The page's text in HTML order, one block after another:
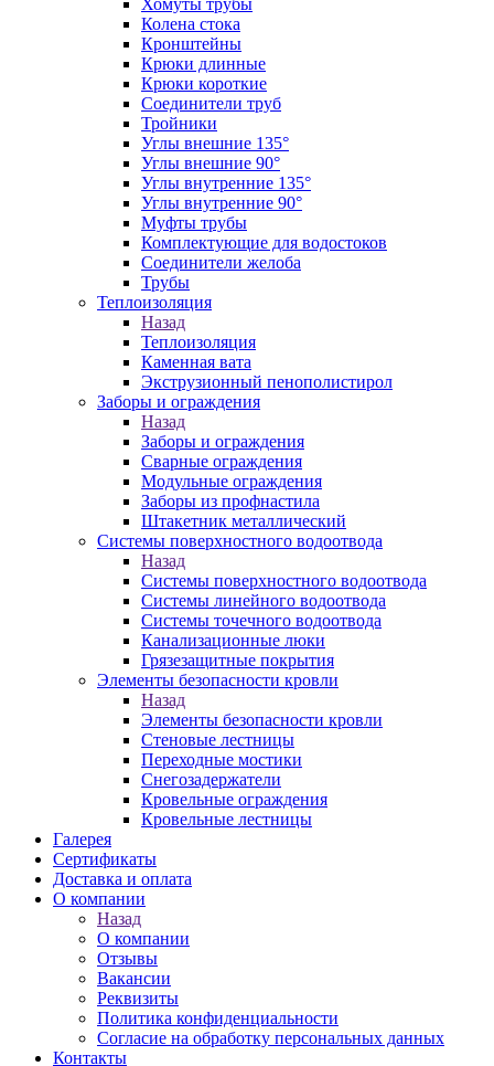
Хомуты трубы
Колена стока
Кронштейны
Крюки длинные
Крюки короткие
Соединители труб
Тройники
Углы внешние 135°
Углы внешние 90°
Углы внутренние 135°
Углы внутренние 90°
Муфты трубы
Комплектующие для водостоков
Соединители желоба
Трубы
Теплоизоляция
Назад
Теплоизоляция
Каменная вата
Экструзионный пенополистирол
Заборы и ограждения
Назад
Заборы и ограждения
Сварные ограждения
Модульные ограждения
Заборы из профнастила
Штакетник металлический
Системы поверхностного водоотвода
Назад
Системы поверхностного водоотвода
Системы линейного водоотвода
Системы точечного водоотвода
Канализационные люки
Грязезащитные покрытия
Элементы безопасности кровли
Назад
Элементы безопасности кровли
Стеновые лестницы
Переходные мостики
Снегозадержатели
Кровельные ограждения
Кровельные лестницы
Галерея
Сертификаты
Доставка и оплата
О компании
Назад
О компании
Отзывы
Вакансии
Реквизиты
Политика конфиденциальности
Согласие на обработку персональных данных
Контакты